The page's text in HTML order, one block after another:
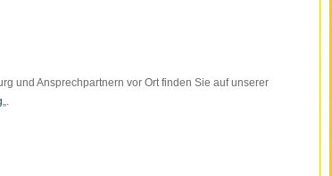
und Ansprechpartnern vor Ort finden Sie auf unserer
„.